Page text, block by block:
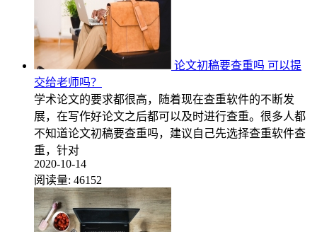
论文初稿要查重吗 可以提
交给老师吗？
学术论文的要求都很高，随着现在查重软件的不断发
展，在写作好论文之后都可以及时进行查重。很多人都
不知道论文初稿要查重吗，建议自己先选择查重软件查
重，针对
2020-10-14
阅读量: 46152